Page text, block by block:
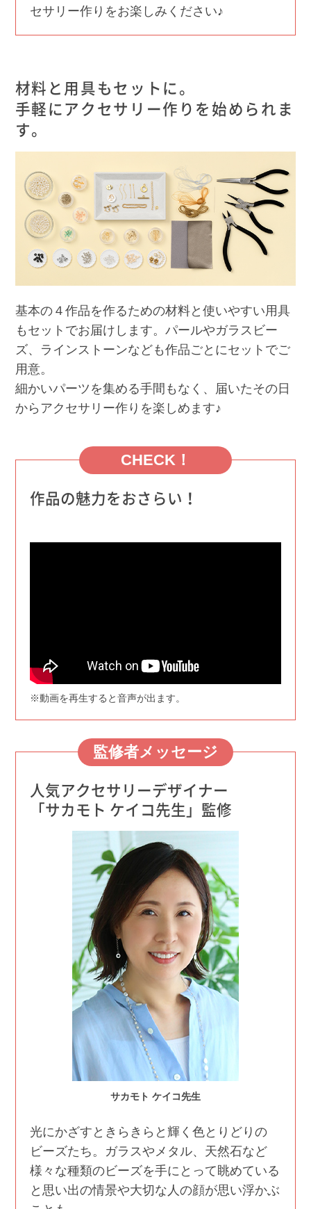
セサリー作りをお楽しみください♪
材料と用具もセットに。
手軽にアクセサリー作りを始められま
す。
基本の４作品を作るための材料と使いやすい用具
もセットでお届けします。パールやガラスビー
ズ、ラインストーンなども作品ごとにセットでご
用意。
細かいパーツを集める手間もなく、届いたその日
からアクセサリー作りを楽しめます♪
CHECK！
作品の魅力をおさらい！
※動画を再生すると音声が出ます。
監修者メッセージ
人気アクセサリーデザイナー
「サカモト ケイコ先生」監修
サカモト ケイコ先生
光にかざすときらきらと輝く色とりどりの
ビーズたち。ガラスやメタル、天然石など
様々な種類のビーズを手にとって眺めている
と思い出の情景や大切な人の顔が思い浮かぶ